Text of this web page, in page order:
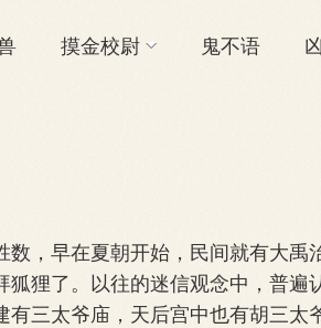
摸金校尉 鬼不语
，早在夏朝开始，民间就有大禹
狸了。以往的迷信观念中，普遍
三太爷庙，天后宫中也有胡三太